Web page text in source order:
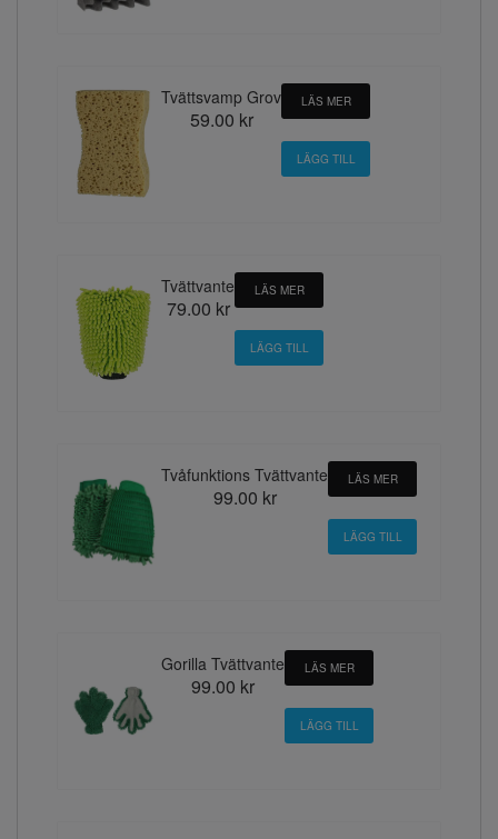
Tvättsvamp Grov
59.00 kr
LÄS MER
Tvättvante
79.00 kr
LÄS MER
Tvåfunktions Tvättvante
99.00 kr
LÄS MER
Gorilla Tvättvante
99.00 kr
LÄS MER